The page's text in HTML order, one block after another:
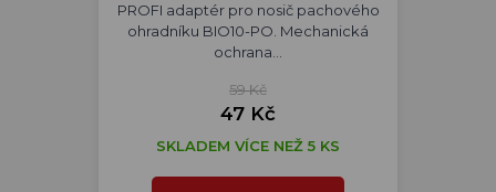
PROFI adaptér pro nosič pachového
ohradníku BIO10-PO. Mechanická
ochrana…
59 Kč
47 Kč
SKLADEM VÍCE NEŽ 5 KS